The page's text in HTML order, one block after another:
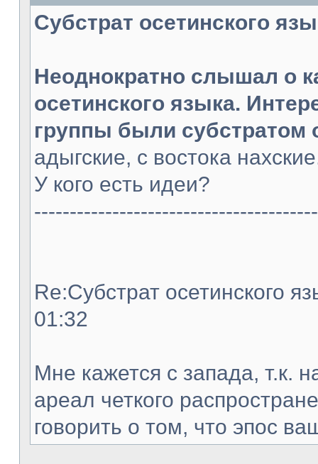
Субстрат осетинского
Неоднократно слышал о
осетинского языка.
группы были субстратом
адыгские, с востока
У кого есть идеи?
Re:Субстрат осетинского
01:32
Мне кажется с запада, т.к.
ареал четкого
говорить о том, что эпос